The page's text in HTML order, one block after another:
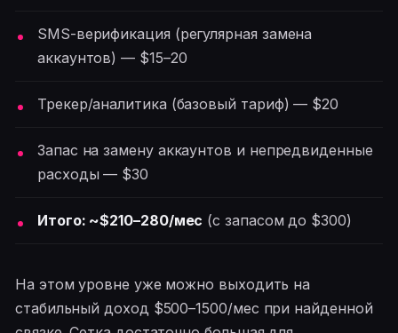
SMS-верификация (регулярная замена
аккаунтов) — $15–20
Трекер/аналитика (базовый тариф) — $20
Запас на замену аккаунтов и непредвиденные
расходы — $30
Итого: ~$210–280/мес (с запасом до $300)
На этом уровне уже можно выходить на
стабильный доход $500–1500/мес при найденной